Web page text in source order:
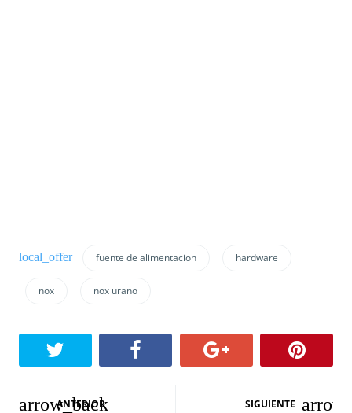
fuente de alimentacion hardware
nox nox urano
N ANTERIOR SIGUIENTE